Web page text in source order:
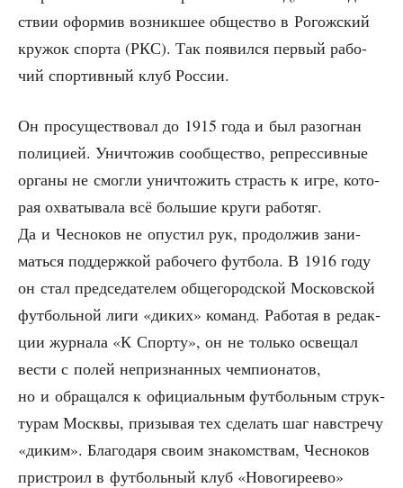
ствии офор­мив воз­ник­шее обще­ство в Рогож­ский
кру­жок спор­та (РКС). Так появил­ся пер­вый рабо­
чий спор­тив­ный клуб России.
Он про­су­ще­ство­вал до 1915 года и был разо­гнан
поли­ци­ей. Уни­что­жив сооб­ще­ство, репрес­сив­ные
орга­ны не смог­ли уни­что­жить страсть к игре, кото­
рая охва­ты­ва­ла всё боль­шие кру­ги рабо­тяг.
Да и Чес­но­ков не опу­стил рук, про­дол­жив зани­
мать­ся под­держ­кой рабо­че­го фут­бо­ла. В 1916 году
он стал пред­се­да­те­лем обще­го­род­ской Мос­ков­ской
фут­боль­ной лиги «диких» команд. Рабо­тая в редак­
ции жур­на­ла «К Спор­ту», он не толь­ко осве­щал
вести с полей непри­знан­ных чем­пи­о­на­тов,
но и обра­щал­ся к офи­ци­аль­ным фут­боль­ным струк­
ту­рам Моск­вы, при­зы­вая тех сде­лать шаг навстре­чу
«диким». Бла­го­да­ря сво­им зна­ком­ствам, Чес­но­ков
при­стро­ил в фут­боль­ный клуб «Ново­ги­ре­ево»